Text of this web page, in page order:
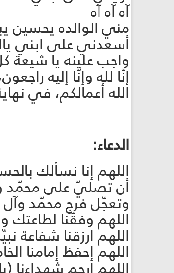
آه آه آه
مني الوالده
أسعدني على ابني
واجب علينه يا
إنّا لله وإنّا إليه
الله أعمالكم، في
الدعاء:
اللهم إنا نسألك
أن تصليّ على محمّد
وتعجّل فرج محمّد وآل
اللهم وفقّنا لطاعتك
اللهم ارزقنا شفاعة
اللهم إحفظ إمامنا
اللهم ارحم شهداءنا